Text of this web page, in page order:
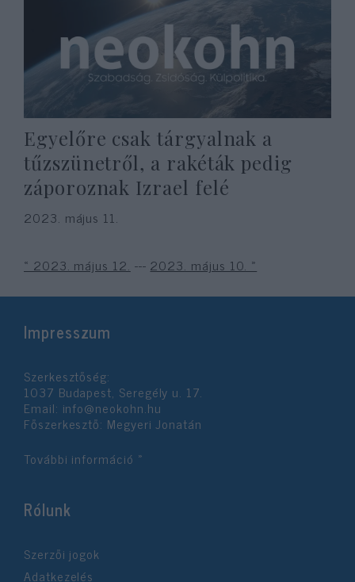
Egyelőre csak tárgyalnak a
tűzszünetről, a rakéták pedig
záporoznak Izrael felé
2023. május 11.
« 2023. május 12. --- 2023. május 10. »
Impresszum
Szerkesztőség:
1037 Budapest, Seregély u. 17.
Email: info@neokohn.hu
Főszerkesztő: Megyeri Jonatán
További információ »
Rólunk
Szerzői jogok
Adatkezelés